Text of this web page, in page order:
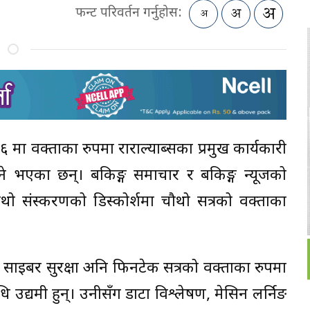
फन्ट परिवर्तन गर्नुहोस:
वक्ताका रुपमा राराल्याब्सका प्रमुख कार्यकारी
छन्। बैंकिङ्ग समाचार र बैंकिङ्ग न्यूजको
डिस्कोर्शमा चौथो सत्रको वक्ताका
सुरक्षा अनि फिनटेक सत्रको वक्ताका रुपमा
उद्यमी हुन्। उनीसँग डाटा विश्लेषण, मेसिन लर्निङ